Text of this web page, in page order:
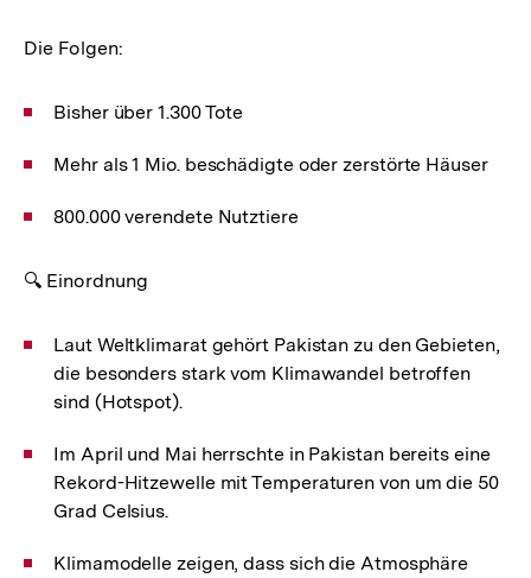
Die Folgen:
Bisher über 1.300 Tote
Mehr als 1 Mio. beschädigte oder zerstörte Häuser
800.000 verendete Nutztiere
🔍 Einordnung
Laut Weltklimarat gehört Pakistan zu den Gebieten,
die besonders stark vom Klimawandel betroffen
sind (Hotspot).
Im April und Mai herrschte in Pakistan bereits eine
Rekord-Hitzewelle mit Temperaturen von um die 50
Grad Celsius.
Klimamodelle zeigen, dass sich die Atmosphäre